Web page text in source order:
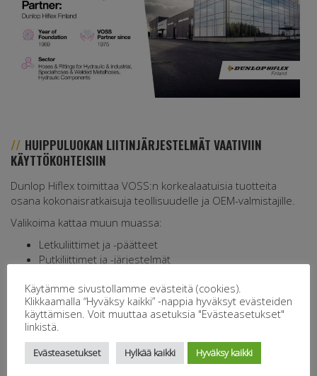
HUIPPULUOKAN LIITINJÄRJESTELMÄT VAATIVIIN
KÄYTTÖKOHTEISIIN
Dunlop Hiflex toimittaa VOSS:n korkealaatuisia tuotteita
osana kokonaisratkaisuja teollisuudelle ja OEM-valmistajille.
Valikoima kattaa muun muassa:
Letkuliittimet ja -päätteet
Putkiliittimet ja -järjestelmät
Putkentaivutuspalvelut ja valmiit asennelmat
Tuotteet ja ratkaisut täyttävät kansainväliset
laatuvaatimukset, ja asiantuntijamme auttavat oikeiden
komponenttien ja kokonaistoimitusten suunnittelussa.
Tutustu VOSS:n sivustolla tarkemmin tuotteisiin ja palveluihin!
Käytämme sivustollamme evästeitä (cookies).
Klikkaamalla “Hyväksy kaikki” -nappia hyväksyt evästeiden
käyttämisen. Voit muuttaa asetuksia "Evästeasetukset"
linkistä.
Evästeasetukset Hylkää kaikki Hyväksy kaikki